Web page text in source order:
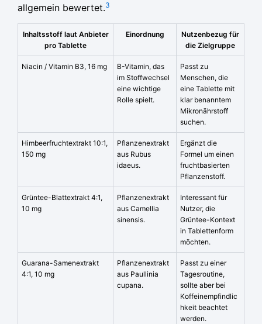
allgemein bewertet.3
Inhaltsstoff laut Anbieter
pro Tablette
Einordnung
Nutzenbezug für
die Zielgruppe
Niacin / Vitamin B3, 16 mg
B-Vitamin, das
im Stoffwechsel
eine wichtige
Rolle spielt.
Passt zu
Menschen, die
eine Tablette mit
klar benanntem
Mikronährstoff
suchen.
Himbeerfruchtextrakt 10:1,
150 mg
Pflanzenextrakt
aus Rubus
idaeus.
Ergänzt die
Formel um einen
fruchtbasierten
Pflanzenstoff.
Grüntee-Blattextrakt 4:1,
10 mg
Pflanzenextrakt
aus Camellia
sinensis.
Interessant für
Nutzer, die
Grüntee-Kontext
in Tablettenform
möchten.
Guarana-Samenextrakt
4:1, 10 mg
Pflanzenextrakt
aus Paullinia
cupana.
Passt zu einer
Tagesroutine,
sollte aber bei
Koffeinempfindlic
hkeit beachtet
werden.